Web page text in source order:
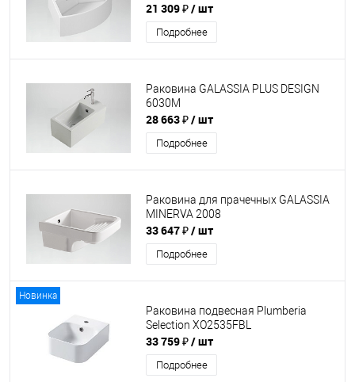
21 309 ₽/ шт
Подробнее
Раковина GALASSIA PLUS DESIGN
6030M
28 663 ₽/ шт
Подробнее
Раковина для прачечных GALASSIA
MINERVA 2008
33 647 ₽/ шт
Подробнее
Новинка
Раковина подвесная Plumberia
Selection XO2535FBL
33 759 ₽/ шт
Подробнее